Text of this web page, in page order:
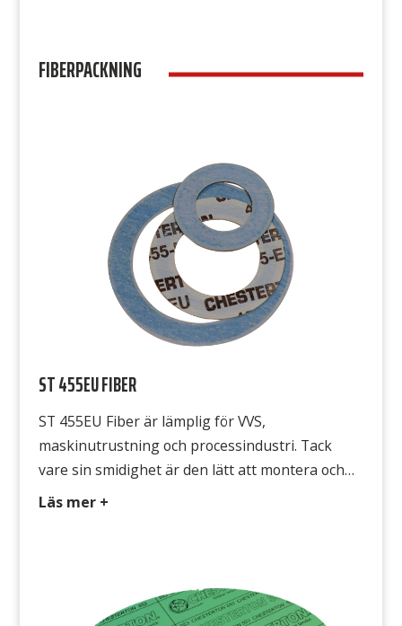
FIBERPACKNING
ST 455EU FIBER
ST 455EU Fiber är lämplig för VVS,
maskinutrustning och processindustri. Tack
vare sin smidighet är den lätt att montera och
den formar sig också mycket bra efter
även FDA-godkänd. Avsedd för Lågtrycksånga,
kall- och varmvatten, […]
Läs mer +